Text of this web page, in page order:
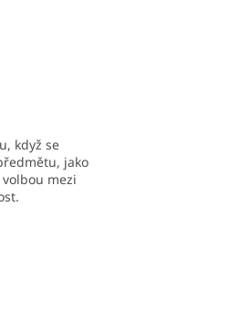
když se
jako
mezi